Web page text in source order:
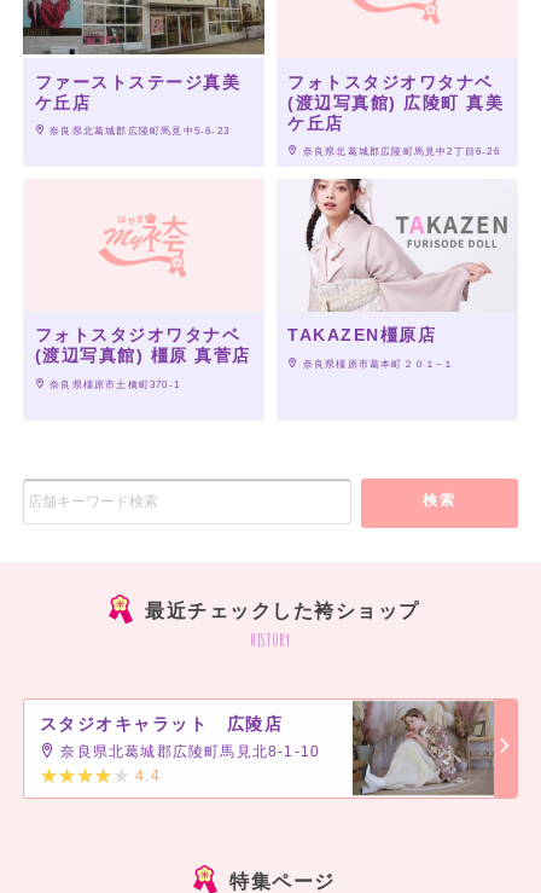
ファーストステージ真美
ケ丘店
奈良県北葛城郡広陵町馬見中5-6-23
フォトスタジオワタナベ
(渡辺写真館) 広陵町 真美
ケ丘店
奈良県北葛城郡広陵町馬見中2丁目6-26
フォトスタジオワタナベ
(渡辺写真館) 橿原 真菅店
奈良県橿原市土橋町370-1
TAKAZEN橿原店
奈良県橿原市葛本町２０１−１
検索
最近チェックした袴ショップ
history
スタジオキャラット 広陵店
奈良県北葛城郡広陵町馬見北8-1-10
4.4
特集ページ